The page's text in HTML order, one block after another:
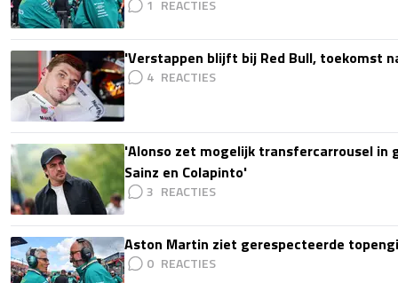
1
'Verstappen blijft bij Red Bull, toekomst
4
'Alonso zet mogelijk transfercarrousel in
Sainz en Colapinto'
3
Aston Martin ziet gerespecteerde
0